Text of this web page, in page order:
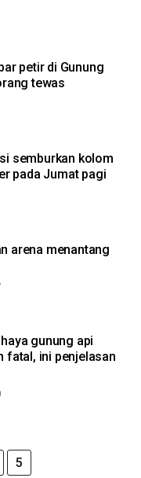
petir di Gunung
tewas
semburkan kolom
pada Jumat pagi
arena menantang
gunung api
fatal, ini penjelasan
5